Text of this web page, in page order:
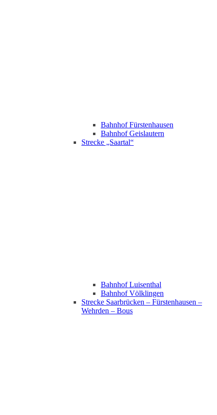
Bahnhof Fürstenhausen
Bahnhof Geislautern
Strecke „Saartal“
Bahnhof Luisenthal
Bahnhof Völklingen
Strecke Saarbrücken – Fürstenhausen –
Wehrden – Bous